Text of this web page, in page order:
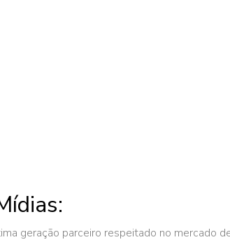
geração parceiro respeitado no mercado